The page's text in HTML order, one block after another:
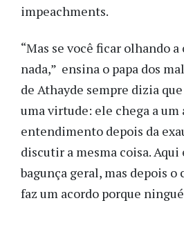
impeachments.
“Mas se você ficar olhando
nada,” ensina o papa dos
de Athayde sempre dizia
uma virtude: ele chega a um
entendimento depois da
discutir a mesma coisa. Aqui
bagunça geral, mas depois o
faz um acordo porque